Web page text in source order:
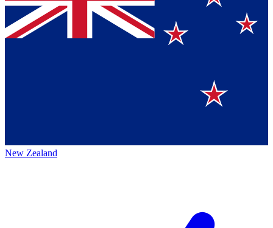
New Zealand